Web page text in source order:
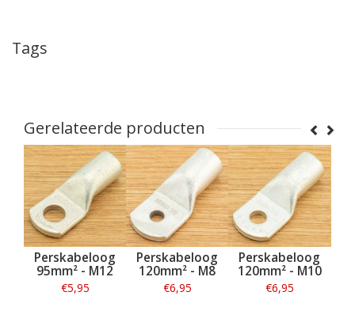
Tags
Gerelateerde producten
Perskabeloog
95mm² - M12
€5,95
Perskabeloog
120mm² - M8
€6,95
Perskabeloog
120mm² - M10
€6,95